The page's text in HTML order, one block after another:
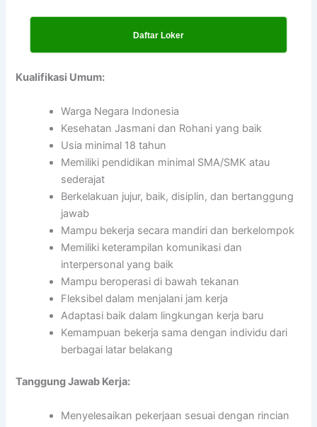
Daftar Loker
Kualifikasi Umum:
Warga Negara Indonesia
Kesehatan Jasmani dan Rohani yang baik
Usia minimal 18 tahun
Memiliki pendidikan minimal SMA/SMK atau
sederajat
Berkelakuan jujur, baik, disiplin, dan bertanggung
jawab
Mampu bekerja secara mandiri dan berkelompok
Memiliki keterampilan komunikasi dan
interpersonal yang baik
Mampu beroperasi di bawah tekanan
Fleksibel dalam menjalani jam kerja
Adaptasi baik dalam lingkungan kerja baru
Kemampuan bekerja sama dengan individu dari
berbagai latar belakang
Tanggung Jawab Kerja:
Menyelesaikan pekerjaan sesuai dengan rincian